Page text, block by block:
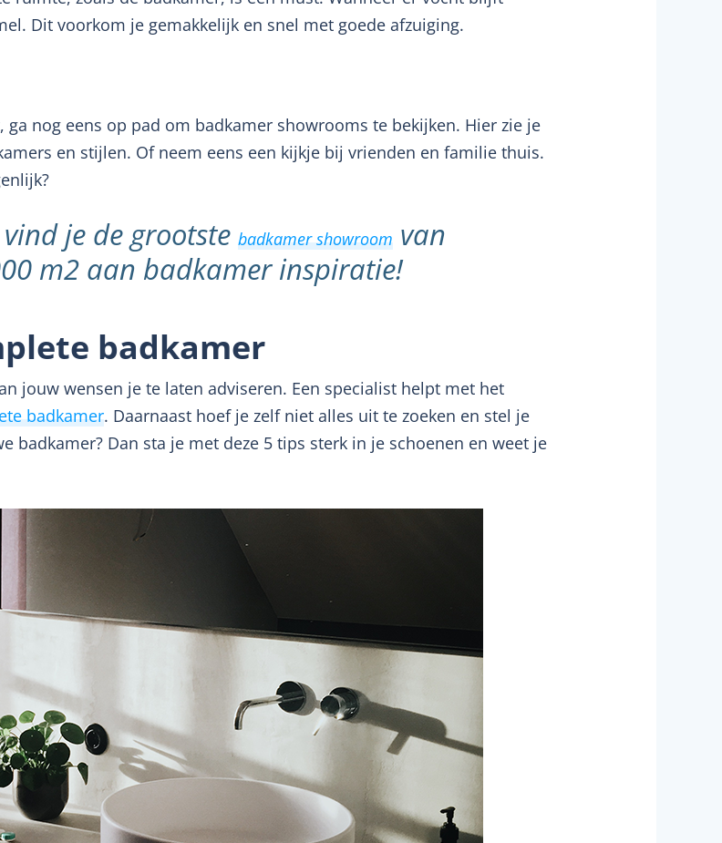
Dit voorkom je gemakkelijk en snel met goede afzuiging.
nog eens op pad om badkamer showrooms te bekijken. Hier zie je
en stijlen. Of neem eens een kijkje bij vrienden en familie thuis.
je de grootste badkamer showroomvan
m2 aan badkamer inspiratie!
badkamer
jouw wensen je te laten adviseren. Een specialist helpt met het
badkamer. Daarnaast hoef je zelf niet alles uit te zoeken en stel je
badkamer? Dan sta je met deze 5 tips sterk in je schoenen en weet je